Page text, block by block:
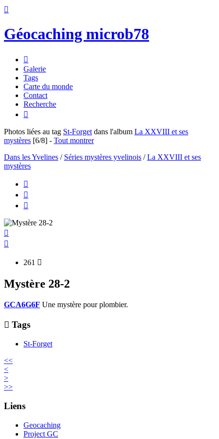

Géocaching microb78

Galerie
Tags
Carte du monde
Contact
Recherche

Photos liées au tag St-Forget dans l'album La XXVIII et ses
mystères [6/8] - Tout montrer
Dans les Yvelines / Séries mystères yvelinois / La XXVIII et ses
mystères





261 
Mystère 28-2
GCA6G6F Une mystère pour plombier.
 Tags
St-Forget
<<
<
>
>>
Liens
Geocaching
Project GC